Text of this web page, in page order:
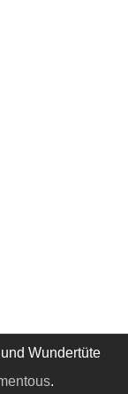
Wundertüte
.